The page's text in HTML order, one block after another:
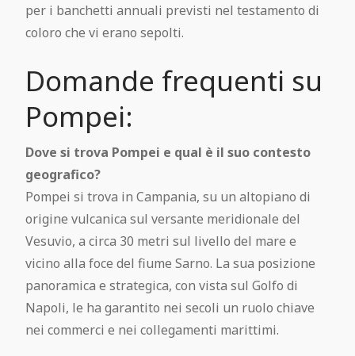
per i banchetti annuali previsti nel testamento di
coloro che vi erano sepolti.
Domande frequenti su
Pompei:
Dove si trova Pompei e qual è il suo contesto
geografico?
Pompei si trova in Campania, su un altopiano di
origine vulcanica sul versante meridionale del
Vesuvio, a circa 30 metri sul livello del mare e
vicino alla foce del fiume Sarno. La sua posizione
panoramica e strategica, con vista sul Golfo di
Napoli, le ha garantito nei secoli un ruolo chiave
nei commerci e nei collegamenti marittimi.